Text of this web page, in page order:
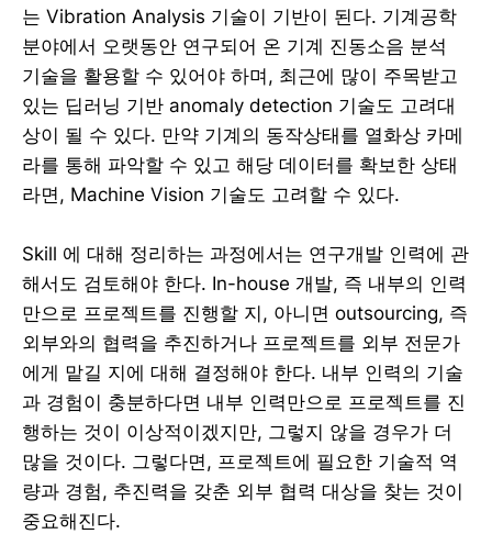
는 Vibration Analysis 기술이 기반이 된다. 기계공학
분야에서 오랫동안 연구되어 온 기계 진동소음 분석
기술을 활용할 수 있어야 하며, 최근에 많이 주목받고
있는 딥러닝 기반 anomaly detection 기술도 고려대
상이 될 수 있다. 만약 기계의 동작상태를 열화상 카메
라를 통해 파악할 수 있고 해당 데이터를 확보한 상태
라면, Machine Vision 기술도 고려할 수 있다.
Skill 에 대해 정리하는 과정에서는 연구개발 인력에 관
해서도 검토해야 한다. In-house 개발, 즉 내부의 인력
만으로 프로젝트를 진행할 지, 아니면 outsourcing, 즉
외부와의 협력을 추진하거나 프로젝트를 외부 전문가
에게 맡길 지에 대해 결정해야 한다. 내부 인력의 기술
과 경험이 충분하다면 내부 인력만으로 프로젝트를 진
행하는 것이 이상적이겠지만, 그렇지 않을 경우가 더
많을 것이다. 그렇다면, 프로젝트에 필요한 기술적 역
량과 경험, 추진력을 갖춘 외부 협력 대상을 찾는 것이
중요해진다.